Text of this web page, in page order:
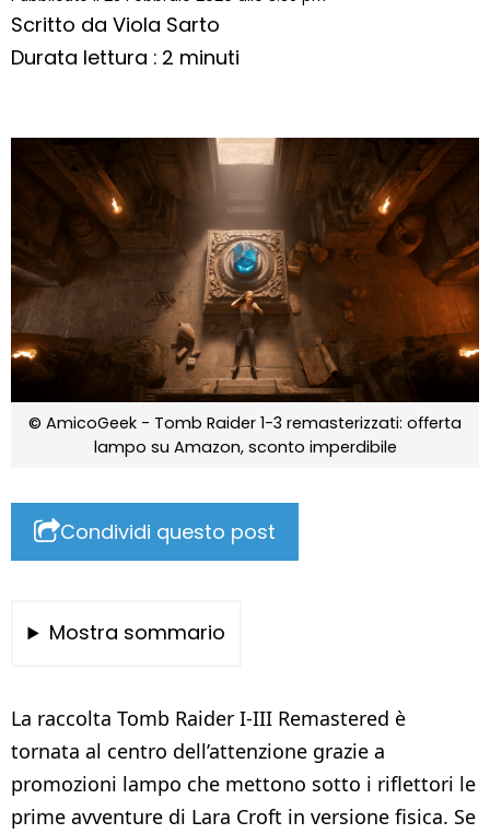
Scritto da Viola Sarto
Durata lettura : 2 minuti
© AmicoGeek - Tomb Raider 1-3 remasterizzati: offerta
lampo su Amazon, sconto imperdibile
Condividi questo post
Mostra sommario
La raccolta Tomb Raider I-III Remastered è
tornata al centro dell’attenzione grazie a
promozioni lampo che mettono sotto i riflettori le
prime avventure di Lara Croft in versione fisica. Se